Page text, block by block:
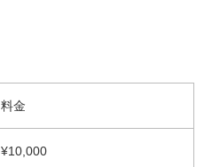
料金
¥10,000